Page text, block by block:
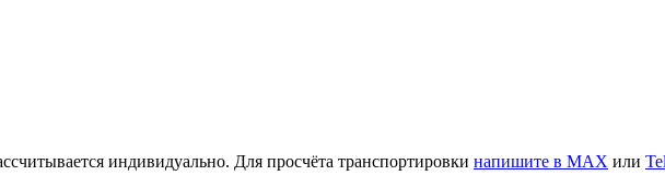
индивидуально. Для просчёта транспортировки напишите в MAX или